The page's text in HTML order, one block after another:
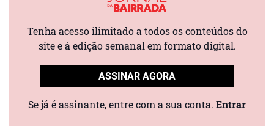
Tenha acesso ilimitado a todos os conteúdos do
site e à edição semanal em formato digital.
ASSINAR AGORA
Se já é assinante, entre com a sua conta. Entrar